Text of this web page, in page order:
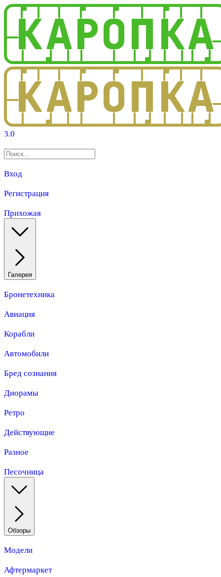
3.0
Вход
Регистрация
Прихожая
Галерея
Бронетехника
Авиация
Корабли
Автомобили
Бред сознания
Диорамы
Ретро
Действующие
Разное
Песочница
Обзоры
Модели
Афтермаркет